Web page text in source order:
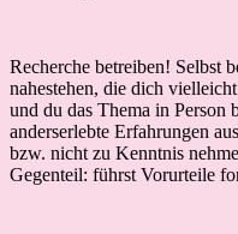
Recherche betreiben! Selbst
nahestehen, die dich
und du das Thema in Person
anderserlebte Erfahrungen
bzw. nicht zu Kenntnis
Gegenteil: führst Vorurteile